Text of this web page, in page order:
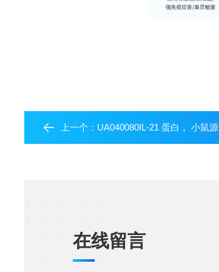
上一个： UA040080IL-21 蛋白， 小鼠源
在线留言